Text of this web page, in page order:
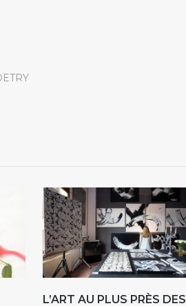
L’ART AU PLUS PRÈS DES